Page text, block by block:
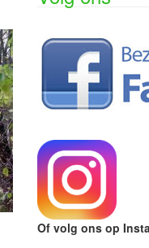
Of volg ons op